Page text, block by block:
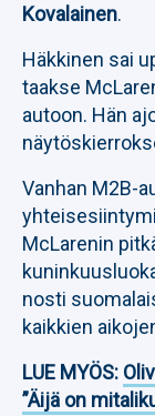
Kovalainen.
Häkkinen sai
taakse
autoon. Hän
Vanhan M2B-
McLarenin
nosti
kaikkien
LUE MYÖS:
”Äijä on